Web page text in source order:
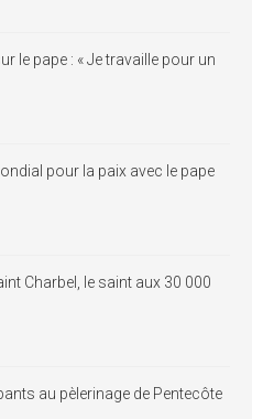
le pape : « Je travaille pour un
pour la paix avec le pape
Charbel, le saint aux 30 000
au pèlerinage de Pentecôte